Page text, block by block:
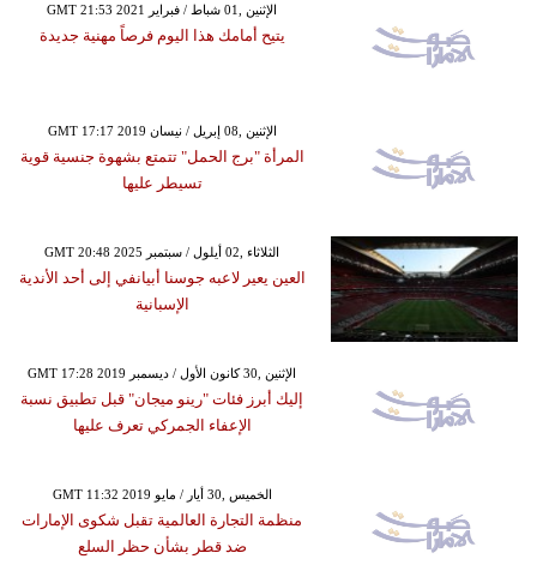
GMT 21:53 2021 الإثنين ,01 شباط / فبراير
يتيح أمامك هذا اليوم فرصاً مهنية جديدة
GMT 17:17 2019 الإثنين ,08 إبريل / نيسان
المرأة "برج الحمل" تتمتع بشهوة جنسية قوية
تسيطر عليها
GMT 20:48 2025 الثلاثاء ,02 أيلول / سبتمبر
العين يعير لاعبه جوسنا أبيانفي إلى أحد الأندية
الإسبانية
GMT 17:28 2019 الإثنين ,30 كانون الأول / ديسمبر
إليك أبرز فئات "رينو ميجان" قبل تطبيق نسبة
الإعفاء الجمركي تعرف عليها
GMT 11:32 2019 الخميس ,30 أيار / مايو
منظمة التجارة العالمية تقبل شكوى الإمارات
ضد قطر بشأن حظر السلع